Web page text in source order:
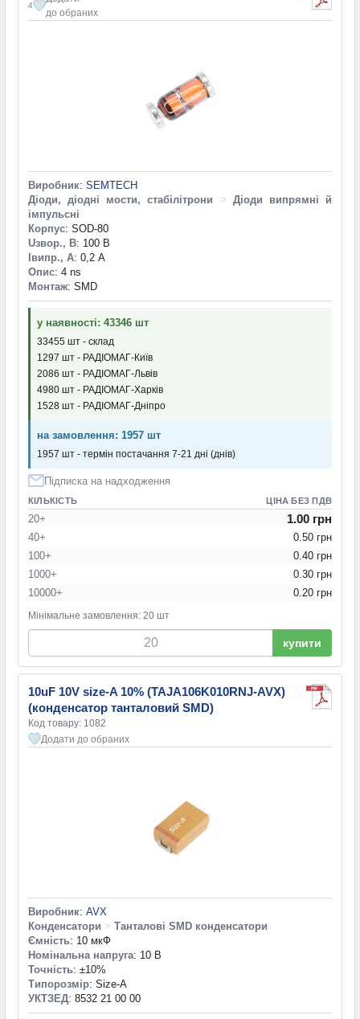
4
до обраних
Виробник: SEMTECH
Діоди, діодні мости, стабілітрони
> Діоди випрямні й
імпульсні
Корпус: SOD-80
Uзвор., В: 100 В
Iвипр., А: 0,2 А
Опис: 4 ns
Монтаж: SMD
у наявності: 43346 шт
33455 шт - склад
1297 шт - РАДІОМАГ-Київ
2086 шт - РАДІОМАГ-Львів
4980 шт - РАДІОМАГ-Харків
1528 шт - РАДІОМАГ-Дніпро
на замовлення: 1957 шт
1957 шт - термін постачання 7-21 дні (днів)
Підписка на надходження
КІЛЬКІСТЬ ЦІНА БЕЗ ПДВ
20+ 1.00 грн
40+
0.50 грн
100+
0.40 грн
1000+
0.30 грн
10000+
0.20 грн
Мінімальне замовлення: 20 шт
купити
10uF 10V size-A 10% (TAJA106K010RNJ-AVX)
(конденсатор танталовий SMD)
Код товару: 1082
Додати до обраних
Виробник: AVX
Конденсатори > Танталові SMD конденсатори
Ємність: 10 мкФ
Номінальна напруга: 10 В
Точність: ±10%
Типорозмір: Size-A
УКТЗЕД: 8532 21 00 00